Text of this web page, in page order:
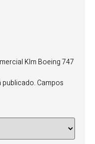
Klm Boeing 747
publicado.Campos